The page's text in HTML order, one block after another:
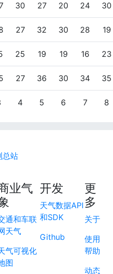
30 27 20 24 30
27 32 30 28 19
25 19 19 16 23
27 36 30 34 35
4 5 6 7 8
总站
业气
通和车联
天气
气可视化
图
开发
天气数据API
和SDK
Github
更
多
关于
使用
帮助
动态